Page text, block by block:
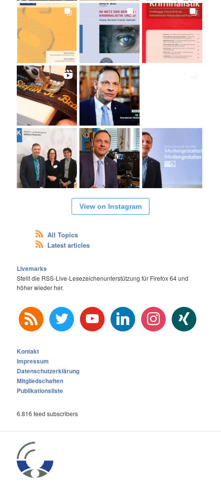
View on Instagram
All Topics
Latest articles
Livemarks
Stellt die RSS-Live-Lesezeichenunterstützung für Firefox 64 und
höher wieder her.
rss twitter youtube linkedin instagram xing
Kontakt
Impressum
Datenschutzerklärung
Mitgliedschaften
Publikationsliste
6.816 feed subscribers